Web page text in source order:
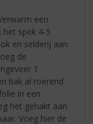
een
het spek 4-5
en selderij aan
de
1
bak al roerend
in een
het gehakt aan
Voeg hier de